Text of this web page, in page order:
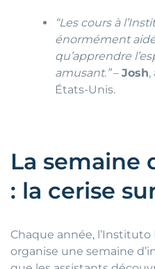
“Les cours à
énormément
qu’apprendre
amusant.”–Josh,
États-Unis.
La semaine
: la cerise
Chaque année,
organise une semaine